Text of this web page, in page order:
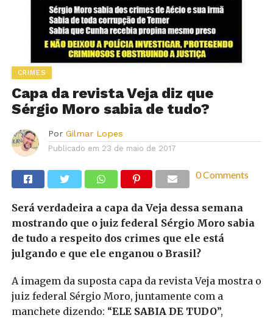
CRIMES
Capa da revista Veja diz que
Sérgio Moro sabia de tudo?
Por Gilmar Lopes
Publicado em 23 de maio de 2017
0 Comments
Será verdadeira a capa da Veja dessa semana
mostrando que o juiz federal Sérgio Moro sabia
de tudo a respeito dos crimes que ele está
julgando e que ele enganou o Brasil?
A imagem da suposta capa da revista Veja mostra o
juiz federal Sérgio Moro, juntamente com a
manchete dizendo: “ELE SABIA DE TUDO”,